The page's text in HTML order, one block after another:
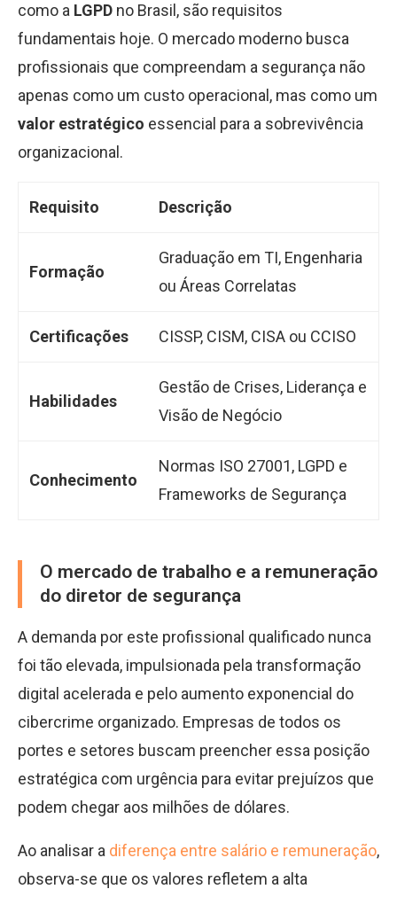
como a LGPD no Brasil, são requisitos
fundamentais hoje. O mercado moderno busca
profissionais que compreendam a segurança não
apenas como um custo operacional, mas como um
valor estratégico essencial para a sobrevivência
organizacional.
Requisito Descrição
Formação
Graduação em TI, Engenharia
ou Áreas Correlatas
Certificações CISSP, CISM, CISA ou CCISO
Habilidades
Gestão de Crises, Liderança e
Visão de Negócio
Conhecimento
Normas ISO 27001, LGPD e
Frameworks de Segurança
O mercado de trabalho e a remuneração
do diretor de segurança
A demanda por este profissional qualificado nunca
foi tão elevada, impulsionada pela transformação
digital acelerada e pelo aumento exponencial do
cibercrime organizado. Empresas de todos os
portes e setores buscam preencher essa posição
estratégica com urgência para evitar prejuízos que
podem chegar aos milhões de dólares.
Ao analisar a diferença entre salário e remuneração,
observa-se que os valores refletem a alta